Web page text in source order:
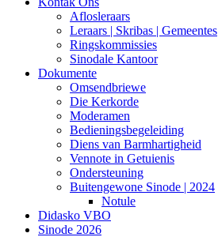
Aflosleraars
Leraars | Skribas | Gemeentes
Ringskommissies
Sinodale Kantoor
Dokumente
Omsendbriewe
Die Kerkorde
Moderamen
Bedieningsbegeleiding
Diens van Barmhartigheid
Vennote in Getuienis
Ondersteuning
Buitengewone Sinode | 2024
Notule
Didasko VBO
Sinode 2026